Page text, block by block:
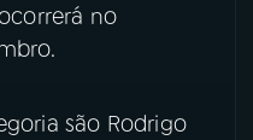
no
são Rodrigo